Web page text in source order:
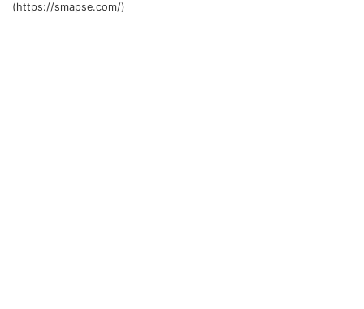
(https://smapse.com/)